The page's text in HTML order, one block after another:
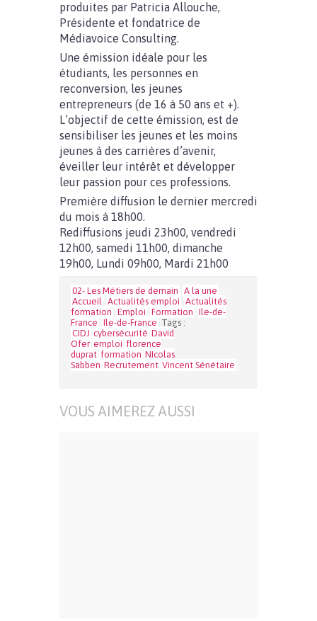
produites par Patricia Allouche,
Présidente et fondatrice de
Médiavoice Consulting.
Une émission idéale pour les
étudiants, les personnes en
reconversion, les jeunes
entrepreneurs (de 16 à 50 ans et +).
L’objectif de cette émission, est de
sensibiliser les jeunes et les moins
jeunes à des carrières d’avenir,
éveiller leur intérêt et développer
leur passion pour ces professions.
Première diffusion le dernier mercredi
du mois à 18h00.
Rediffusions jeudi 23h00, vendredi
12h00, samedi 11h00, dimanche
19h00, Lundi 09h00, Mardi 21h00
02- Les Métiers de demain A la une
Accueil Actualités emploi Actualités
formation Emploi Formation Ile-de-
France Ile-de-France Tags :
CIDJ cybersécurité David
Ofer emploi florence
duprat formation NIcolas
Sabben Recrutement Vincent Sénétaire
VOUS AIMEREZ AUSSI